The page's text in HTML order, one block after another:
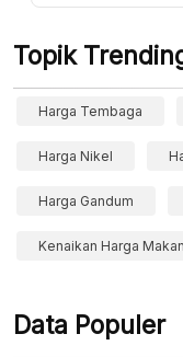
Topik
Harga Tembaga
Harga Nikel
Harga Gandum
Kenaikan Harga
Data Populer